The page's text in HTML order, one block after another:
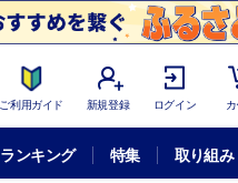
ご利用ガイド 新規登録 ログイン
ランキング 特集 取り組み